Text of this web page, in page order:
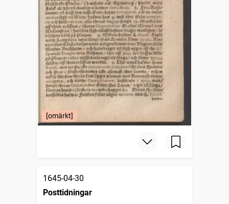
[omärkt]
1645-04-30
Posttidningar